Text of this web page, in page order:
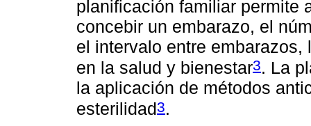
planificación familiar permite
concebir un embarazo, el
el intervalo entre
en la salud y bienestar3. La
la aplicación de métodos
esterilidad3.